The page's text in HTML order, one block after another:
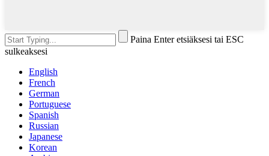
Paina Enter etsiäksesi tai ESC
sulkeaksesi
English
French
German
Portuguese
Spanish
Russian
Japanese
Korean